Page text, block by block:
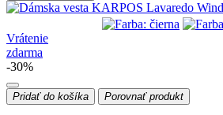
Vrátenie
zdarma
-30%
Pridať do košíka Porovnať produkt